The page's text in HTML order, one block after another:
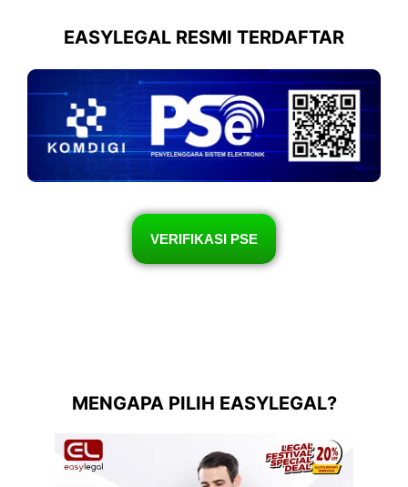
EASYLEGAL RESMI TERDAFTAR
VERIFIKASI PSE
MENGAPA PILIH EASYLEGAL?